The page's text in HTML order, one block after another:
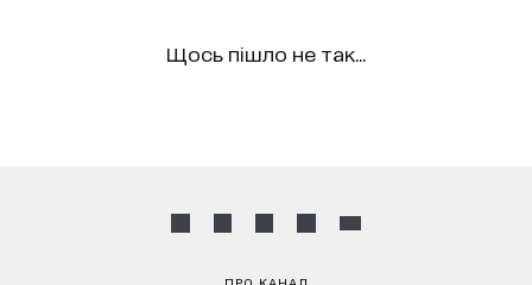
Щось пішло не так...
ПРО КАНАЛ